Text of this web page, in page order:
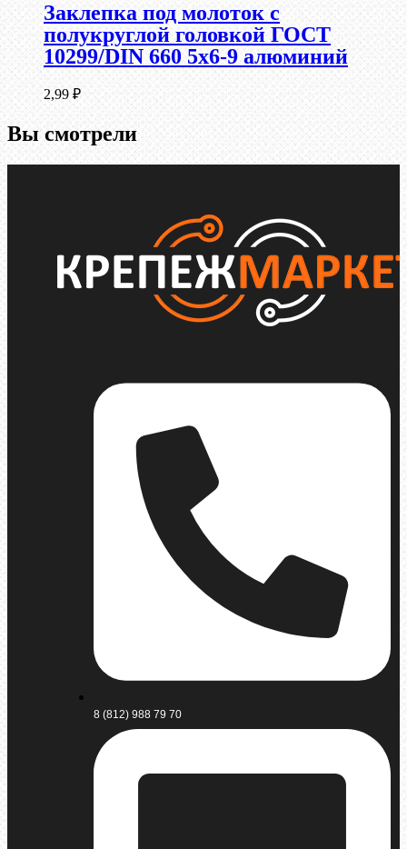
Заклепка под молоток с
полукруглой головкой ГОСТ
10299/DIN 660 5х6-9 алюминий
2,99 ₽
Вы смотрели
8 (812) 988 79 70